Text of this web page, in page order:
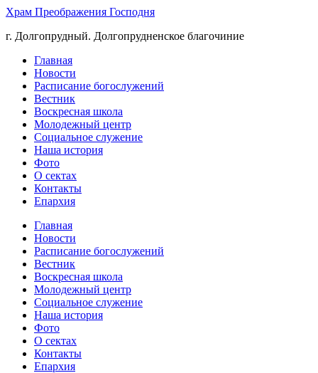
Храм Преображения Господня
г. Долгопрудный. Долгопрудненское благочиние
Главная
Новости
Расписание богослужений
Вестник
Воскресная школа
Молодежный центр
Социальное служение
Наша история
Фото
О сектах
Контакты
Епархия
Главная
Новости
Расписание богослужений
Вестник
Воскресная школа
Молодежный центр
Социальное служение
Наша история
Фото
О сектах
Контакты
Епархия